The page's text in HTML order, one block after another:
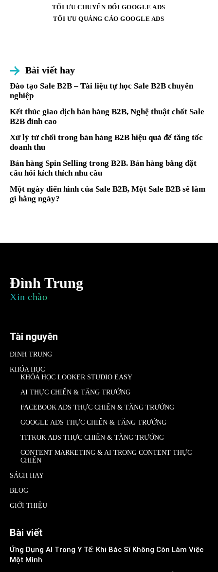
TỐI ƯU CHUYỂN ĐỔI GOOGLE ADS
TỐI ƯU QUẢNG CÁO GOOGLE ADS
Bài viết hay
Đào tạo Sale B2B – Tài liệu tự học Sale B2B chuyên
nghiệp
Kết thúc giao dịch bán hàng B2B, Nghệ thuật chốt Sale
B2B đỉnh cao
Xử lý từ chối trong bán hàng B2B hiệu quả để tăng tốc
doanh thu
Bán hàng Spin Selling trong B2B. Bán hàng bằng đặt
câu hỏi kích thích nhu cầu
Một ngày điển hình của Sale B2B, Một Sale B2B sẽ làm
gì hằng ngày?
Đình Trung
Xin chào
Tài nguyên
ĐÌNH TRUNG
KHÓA HỌC
KHÓA HỌC LOOKER STUDIO EASY
AI THỰC CHIẾN & TĂNG TRƯỞNG
FACEBOOK ADS THỰC CHIẾN & TĂNG TRƯỞNG
GOOGLE ADS THỰC CHIẾN & TĂNG TRƯỞNG
TITKOK ADS THỰC CHIẾN & TĂNG TRƯỞNG
CONTENT MARKETING & AI TRONG CONTENT THỰC
CHIẾN
SÁCH HAY
BLOG
GIỚI THIỆU
Bài viết
Ứng Dụng AI Trong Y Tế: Khi Bác Sĩ Không Còn Làm Việc
Một Mình